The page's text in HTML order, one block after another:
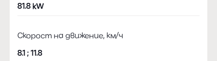
81.8 kW
Скорост на движение, км/ч
8.1 ; 11.8